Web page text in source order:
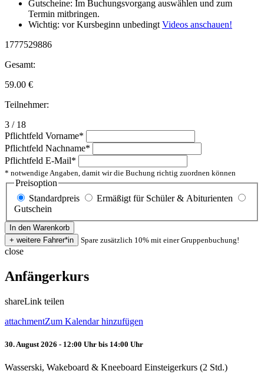
Gutscheine: Im Buchungsvorgang auswählen und zum
Termin mitbringen.
Wichtig: vor Kursbeginn unbedingtVideos anschauen!
1777529886
Gesamt:
59.00 €
Teilnehmer:
3 / 18
Pflichtfeld Vorname*
Pflichtfeld Nachname*
Pflichtfeld E-Mail*
* notwendige Angaben, damit wir die Buchung richtig zuordnen können
Preisoption
Standardpreis
Ermäßigt für Schüler & Abiturienten
Gutschein
Spare zusätzlich 10% mit einer Gruppenbuchung!
close
Anfängerkurs
shareLink teilen
attachmentZum Kalendar hinzufügen
30. August 2026 - 12:00 Uhr bis 14:00 Uhr
Wasserski, Wakeboard & Kneeboard Einsteigerkurs (2 Std.)